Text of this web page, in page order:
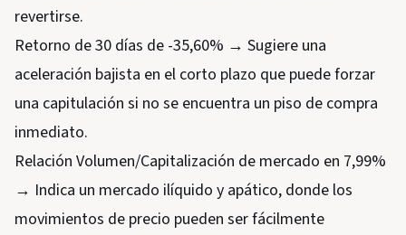
revertirse.
Retorno de 30 días de -35,60% → Sugiere una
aceleración bajista en el corto plazo que puede forzar
una capitulación si no se encuentra un piso de compra
inmediato.
Relación Volumen/Capitalización de mercado en 7,99%
→ Indica un mercado ilíquido y apático, donde los
movimientos de precio pueden ser fácilmente